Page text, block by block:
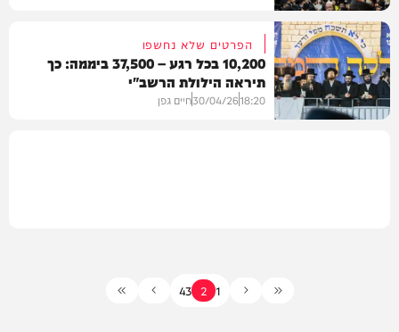
חדשות
הפרטים שלא נחשפו
10,200 בכל רגע – 37,500 ביממה: כך
תיראה הילולת הרשב"י
18:20
30/04/26חיים גפן
1
2
3
4